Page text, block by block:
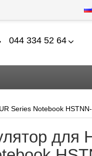
044 334 52 64
Series Notebook
для